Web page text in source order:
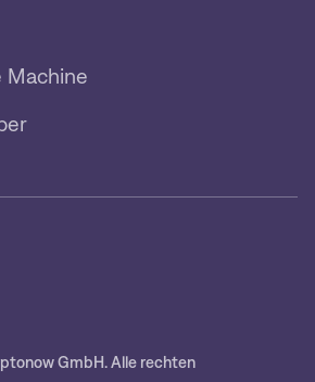
Machine
GmbH. Alle rechten